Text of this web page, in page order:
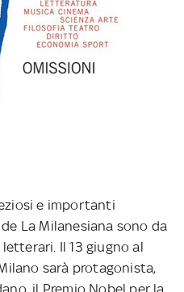
e importanti
La Milanesiana sono da
Il 13 giugno al
sarà protagonista,
il Premio Nobel per la